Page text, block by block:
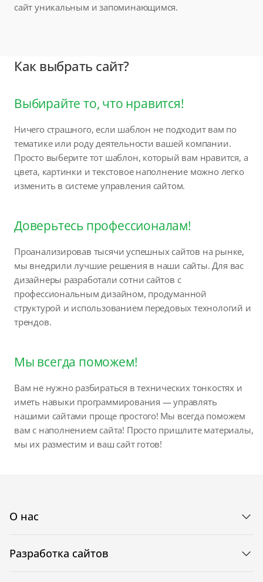
сайт уникальным и запоминающимся.
Как выбрать сайт?
Выбирайте то, что нравится!
Ничего страшного, если шаблон не подходит вам по
тематике или роду деятельности вашей компании.
Просто выберите тот шаблон, который вам нравится, а
цвета, картинки и текстовое наполнение можно легко
изменить в системе управления сайтом.
Доверьтесь профессионалам!
Проанализировав тысячи успешных сайтов на рынке,
мы внедрили лучшие решения в наши сайты. Для вас
дизайнеры разработали сотни сайтов с
профессиональным дизайном, продуманной
структурой и использованием передовых технологий и
трендов.
Мы всегда поможем!
Вам не нужно разбираться в технических тонкостях и
иметь навыки программирования — управлять
нашими сайтами проще простого! Мы всегда поможем
вам с наполнением сайта! Просто пришлите материалы,
мы их разместим и ваш сайт готов!
О нас
Разработка сайтов